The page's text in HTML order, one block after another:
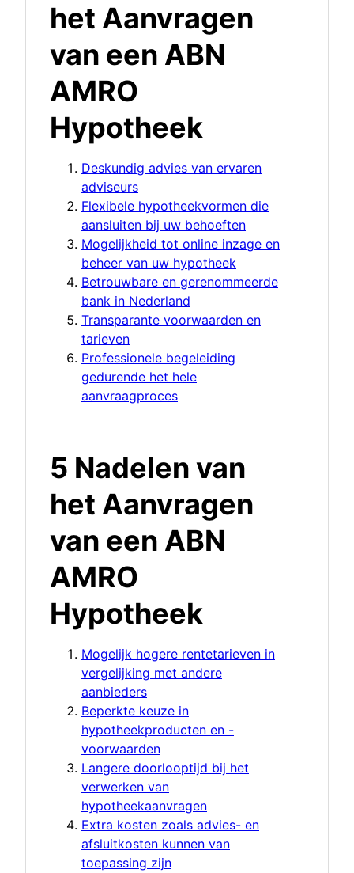
het Aanvragen
van een ABN
AMRO
Hypotheek
Deskundig advies van ervaren
adviseurs
Flexibele hypotheekvormen die
aansluiten bij uw behoeften
Mogelijkheid tot online inzage en
beheer van uw hypotheek
Betrouwbare en gerenommeerde
bank in Nederland
Transparante voorwaarden en
tarieven
Professionele begeleiding
gedurende het hele
aanvraagproces
5 Nadelen van
het Aanvragen
van een ABN
AMRO
Hypotheek
Mogelijk hogere rentetarieven in
vergelijking met andere
aanbieders
Beperkte keuze in
hypotheekproducten en -
voorwaarden
Langere doorlooptijd bij het
verwerken van
hypotheekaanvragen
Extra kosten zoals advies- en
afsluitkosten kunnen van
toepassing zijn